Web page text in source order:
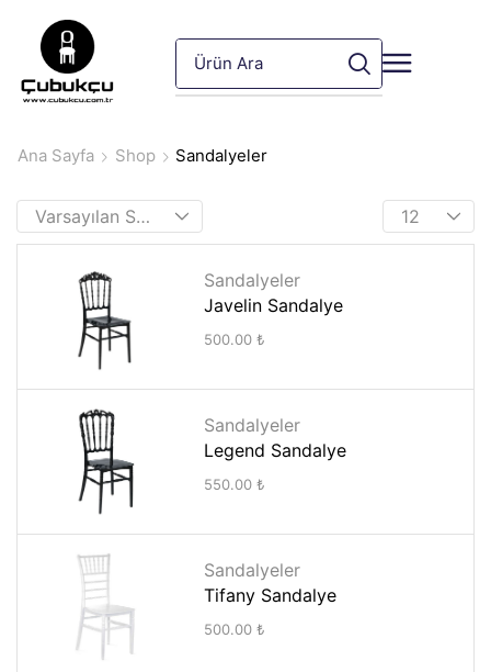
Ana Sayfa Shop Sandalyeler
Sandalyeler
Javelin Sandalye
500.00₺
Sandalyeler
Legend Sandalye
550.00₺
Sandalyeler
Tifany Sandalye
500.00₺